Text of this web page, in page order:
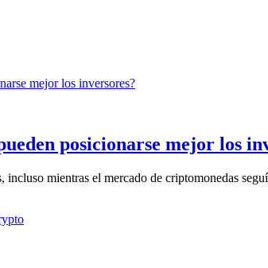
posicionarse mejor los
mientras el mercado de criptomonedas